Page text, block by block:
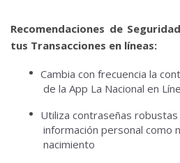
Recomendaciones de
tus Transacciones en líneas:
Cambia con frecuencia la
de la App La Nacional en
Utiliza contraseñas
información personal como
nacimiento